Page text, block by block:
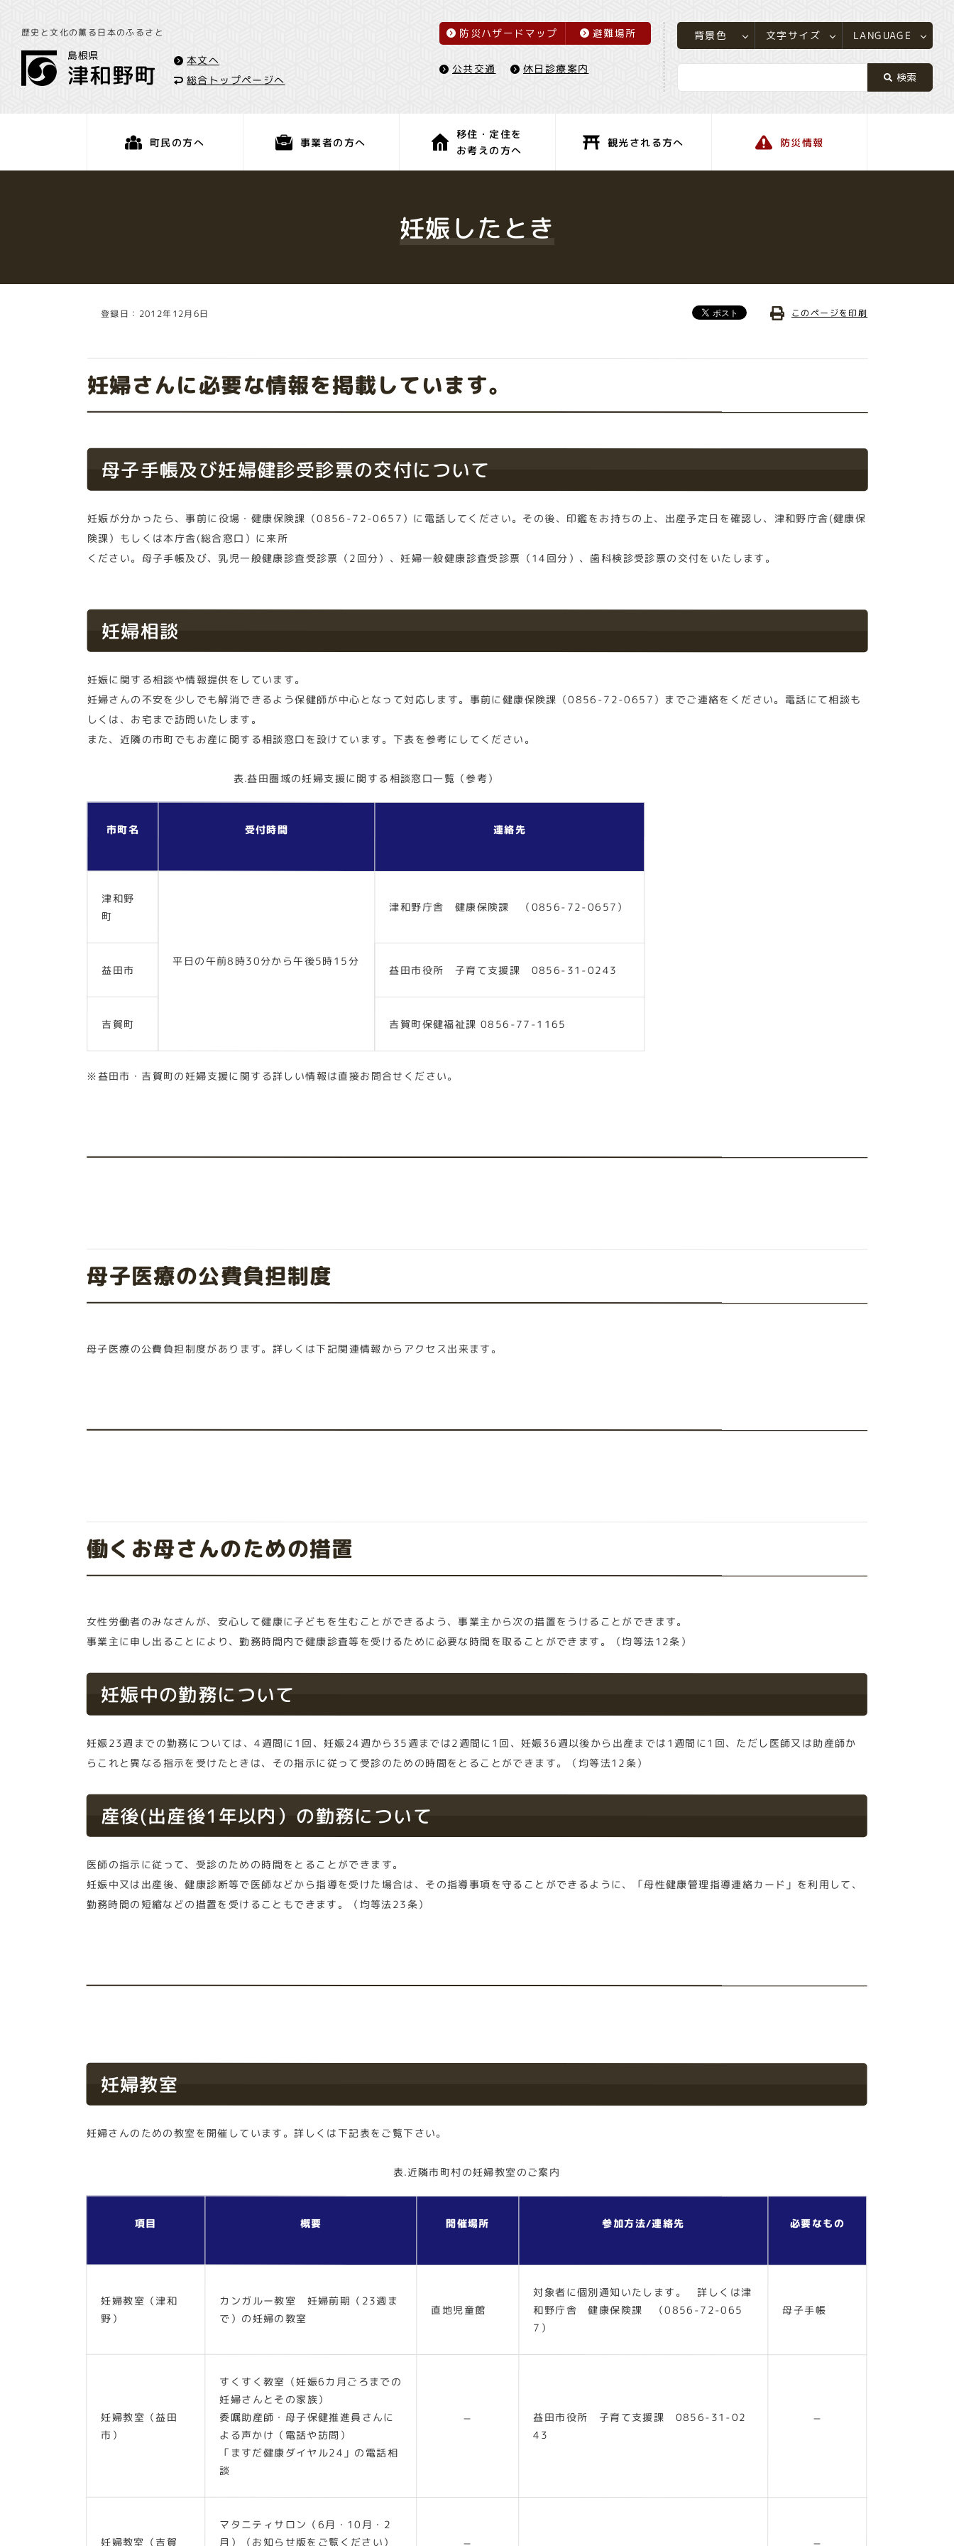
歴史と文化の薫る日本のふるさと
本文へ
総合トップページへ
防災ハザードマップ 避難場所
公共交通 休日診療案内
背景色 文字サイズ LANGUAGE
町民の方へ 事業者の方へ
移住・定住を
お考えの方へ
観光される方へ 防災情報
妊娠したとき
登録日：2012年12月6日 このページを印刷
妊婦さんに必要な情報を掲載しています。
母子手帳及び妊婦健診受診票の交付について
妊娠が分かったら、事前に役場・健康保険課（0856-72-0657）に電話してください。その後、印鑑をお持ちの上、出産予定日を確認し、津和野庁舎(健康保
険課）もしくは本庁舎(総合窓口）に来所
ください。母子手帳及び、乳児一般健康診査受診票（2回分）、妊婦一般健康診査受診票（14回分）、歯科検診受診票の交付をいたします。
妊婦相談
妊娠に関する相談や情報提供をしています。
妊婦さんの不安を少しでも解消できるよう保健師が中心となって対応します。事前に健康保険課（0856-72-0657）までご連絡をください。電話にて相談も
しくは、お宅まで訪問いたします。
また、近隣の市町でもお産に関する相談窓口を設けています。下表を参考にしてください。
表.益田圏域の妊婦支援に関する相談窓口一覧（参考）
市町名 受付時間 連絡先
津和野
町
平日の午前8時30分から午後5時15分
津和野庁舎 健康保険課 （0856-72-0657）
益田市 益田市役所 子育て支援課 0856-31-0243
吉賀町 吉賀町保健福祉課 0856-77-1165
※益田市・吉賀町の妊婦支援に関する詳しい情報は直接お問合せください。
母子医療の公費負担制度
母子医療の公費負担制度があります。詳しくは下記関連情報からアクセス出来ます。
働くお母さんのための措置
女性労働者のみなさんが、安心して健康に子どもを生むことができるよう、事業主から次の措置をうけることができます。
事業主に申し出ることにより、勤務時間内で健康診査等を受けるために必要な時間を取ることができます。（均等法12条）
妊娠中の勤務について
妊娠23週までの勤務については、4週間に1回、妊娠24週から35週までは2週間に1回、妊娠36週以後から出産までは1週間に1回、ただし医師又は助産師か
らこれと異なる指示を受けたときは、その指示に従って受診のための時間をとることができます。（均等法12条）
産後(出産後1年以内）の勤務について
医師の指示に従って、受診のための時間をとることができます。
妊娠中又は出産後、健康診断等で医師などから指導を受けた場合は、その指導事項を守ることができるように、「母性健康管理指導連絡カード」を利用して、
勤務時間の短縮などの措置を受けることもできます。（均等法23条）
妊婦教室
妊婦さんのための教室を開催しています。詳しくは下記表をご覧下さい。
表.近隣市町村の妊婦教室のご案内
項目 概要 開催場所 参加方法/連絡先 必要なもの
妊婦教室（津和
野）
カンガルー教室 妊婦前期（23週ま
で）の妊婦の教室
直地児童館
対象者に個別通知いたします。 詳しくは津
和野庁舎 健康保険課 （0856-72-065
7）
母子手帳
妊婦教室（益田
市）
すくすく教室（妊娠6カ月ごろまでの
妊婦さんとその家族）
委嘱助産師・母子保健推進員さんに
よる声かけ（電話や訪問）
「ますだ健康ダイヤル24」の電話相
談
－ 益田市役所 子育て支援課 0856-31-02
43
－
妊婦教室（吉賀
マタニティサロン（6月・10月・2
月）（お知らせ版をご覧ください）